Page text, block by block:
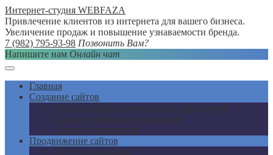
Интернет-студия WEBFAZA
Привлечение клиентов из интернета для вашего бизнеса.
Увеличение продаж и повышение узнаваемости бренда.
7 (982) 795-93-98 Позвонить Вам?
Напишите нам Онлайн чат
Главная
Создание сайтов
Создание сайтов компаний и учреждений
Создание интернет-магазинов
Создание лендингов
Продвижение сайтов
SEO-оптимизация